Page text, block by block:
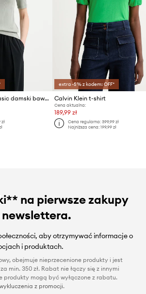
Calvin Klein T-shirt basic damski bawełniany z elastanem
zł
extra -5% z kodem: OFF*
Calvin Klein t-shirt
Cena aktualna:
189,99 zł
Cena regularna: 399,99 zł
Najniższa cena: 199,99 zł
na pierwsze zakupy
newslettera.
aby otrzymywać informacje o
i produktach.
obejmuje nieprzecenione produkty i jest
min. 350 zł. Rabat nie łączy się z innymi
produkty mogą być wyłączone z rabatu.
z promocji.